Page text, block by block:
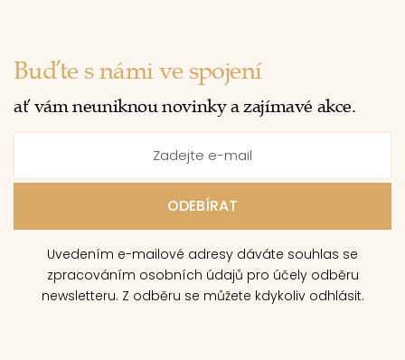
Buďte s námi ve spojení
ať vám neuniknou novinky a zajímavé akce.
Uvedením e-mailové adresy dáváte souhlas se
zpracováním osobních údajů pro účely odběru
newsletteru. Z odběru se můžete kdykoliv odhlásit.